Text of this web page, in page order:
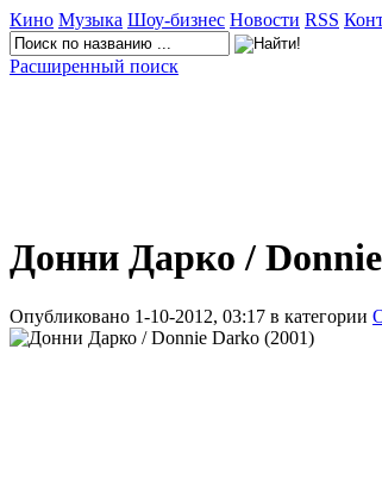
Кино Музыка Шоу-бизнес Новости RSS
Расширенный поиск
Донни Дарко /
Опубликовано 1-10-2012, 03:17 в категории